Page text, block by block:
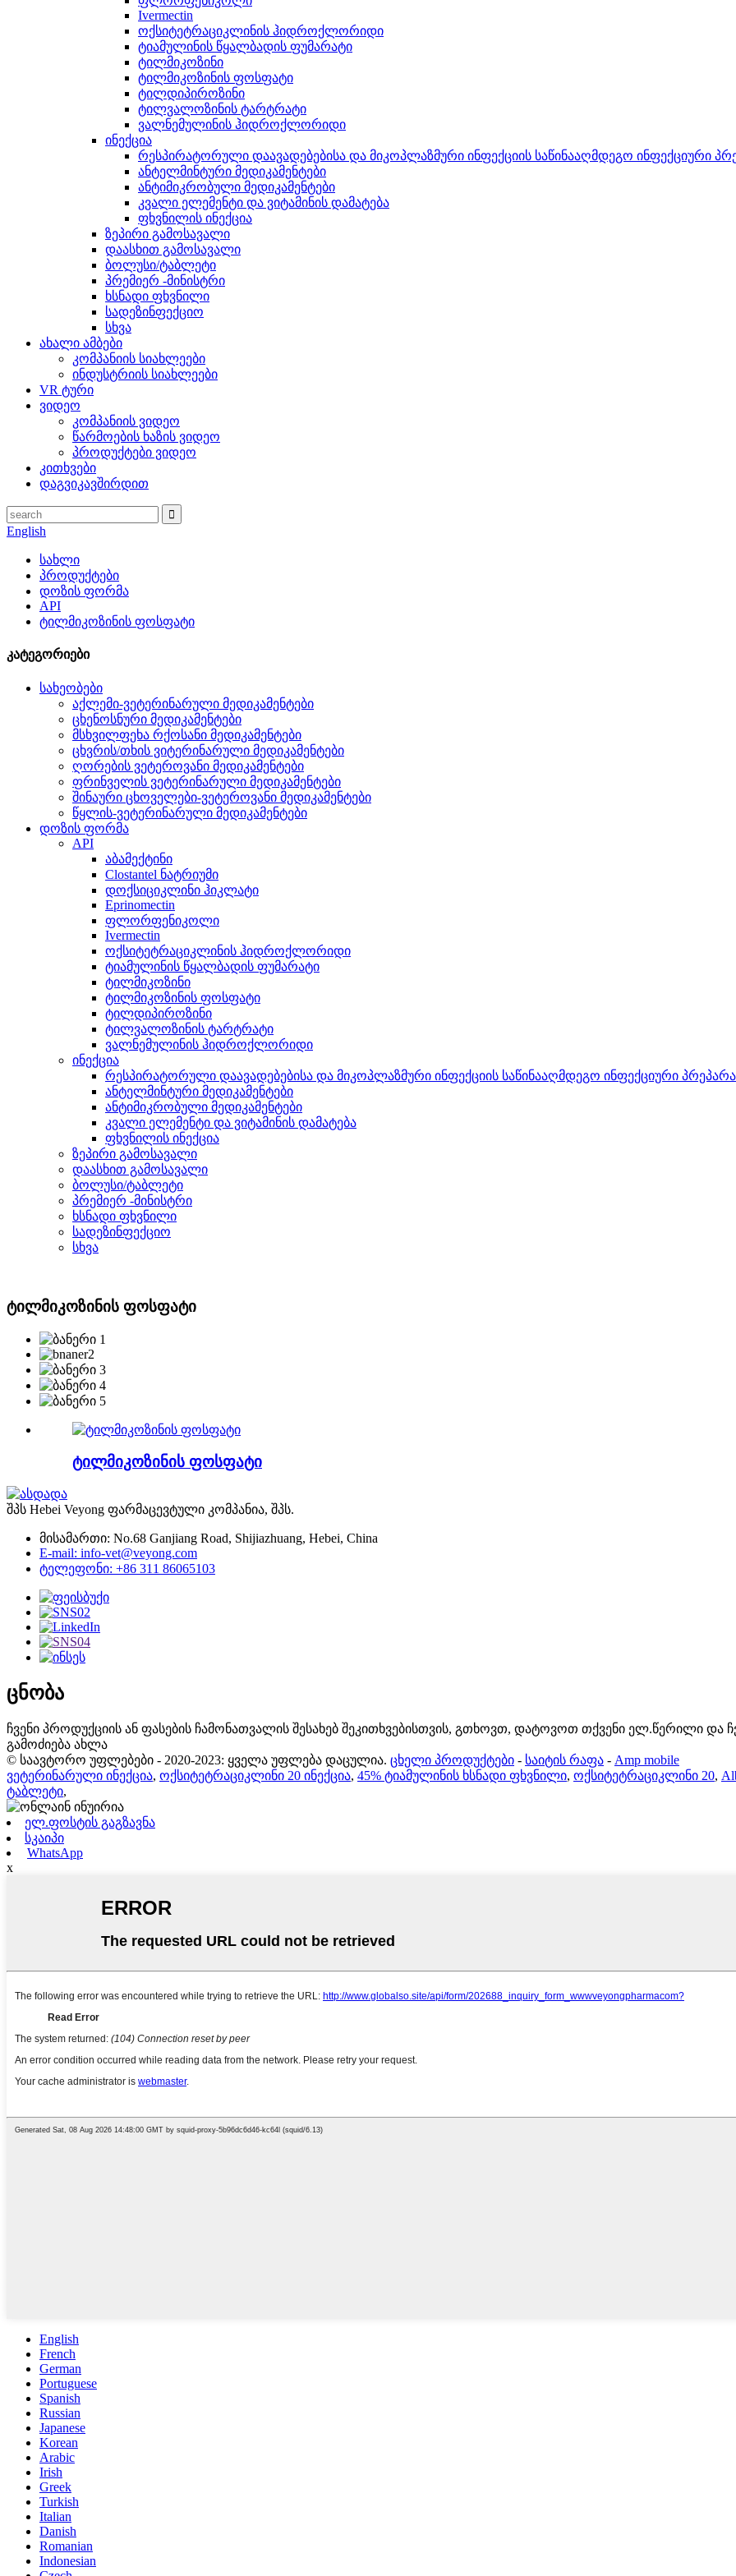
Ivermectin
ოქსიტეტრაციკლინის ჰიდროქლორიდი
ტიამულინის წყალბადის ფუმარატი
ტილმიკოზინი
ტილმიკოზინის ფოსფატი
ტილდიპიროზინი
ტილვალოზინის ტარტრატი
ვალნემულინის ჰიდროქლორიდი
ინექცია
რესპირატორული დაავადებებისა და მიკოპლაზმური ინფექციის საწინააღმდეგო ინფექციური
ანტელმინტური მედიკამენტები
ანტიმიკრობული მედიკამენტები
კვალი ელემენტი და ვიტამინის დამატება
ფხვნილის ინექცია
ზეპირი გამოსავალი
დაასხით გამოსავალი
ბოლუსი/ტაბლეტი
პრემიერ -მინისტრი
ხსნადი ფხვნილი
სადეზინფექციო
სხვა
ახალი ამბები
კომპანიის სიახლეები
ინდუსტრიის სიახლეები
VR ტური
ვიდეო
კომპანიის ვიდეო
წარმოების ხაზის ვიდეო
პროდუქტები ვიდეო
კითხვები
დაგვიკავშირდით
English
სახლი
პროდუქტები
დოზის ფორმა
API
ტილმიკოზინის ფოსფატი
კატეგორიები
სახეობები
აქლემი-ვეტერინარული მედიკამენტები
ცხენოსნური მედიკამენტები
მსხვილფეხა რქოსანი მედიკამენტები
ცხვრის/თხის ვიტერინარული მედიკამენტები
ღორების ვეტეროვანი მედიკამენტები
ფრინველის ვეტერინარული მედიკამენტები
შინაური ცხოველები-ვეტეროვანი მედიკამენტები
წყლის-ვეტერინარული მედიკამენტები
დოზის ფორმა
API
აბამექტინი
Clostantel ნატრიუმი
დოქსიციკლინი ჰიკლატი
Eprinomectin
ფლორფენიკოლი
Ivermectin
ოქსიტეტრაციკლინის ჰიდროქლორიდი
ტიამულინის წყალბადის ფუმარატი
ტილმიკოზინი
ტილმიკოზინის ფოსფატი
ტილდიპიროზინი
ტილვალოზინის ტარტრატი
ვალნემულინის ჰიდროქლორიდი
ინექცია
რესპირატორული დაავადებებისა და მიკოპლაზმური ინფექციის საწინააღმდეგო ინფექციური
ანტელმინტური მედიკამენტები
ანტიმიკრობული მედიკამენტები
კვალი ელემენტი და ვიტამინის დამატება
ფხვნილის ინექცია
ზეპირი გამოსავალი
დაასხით გამოსავალი
ბოლუსი/ტაბლეტი
პრემიერ -მინისტრი
ხსნადი ფხვნილი
სადეზინფექციო
სხვა
ტილმიკოზინის ფოსფატი
ტილმიკოზინის ფოსფატი
შპს Hebei Veyong ფარმაცევტული კომპანია, შპს.
მისამართი: No.68 Ganjiang Road, Shijiazhuang, Hebei, China
E-mail: info-vet@veyong.com
ტელეფონი: +86 311 86065103
ცნობა
ჩვენი პროდუქციის ან ფასების ჩამონათვალის შესახებ შეკითხვებისთვის, გთხოვთ, დატოვოთ თქვენი ელ.წერილი და
გამოძიება ახლა
© საავტორო უფლებები - 2020-2023: ყველა უფლება დაცულია. ცხელი პროდუქტები - საიტის რაფა - Amp mobile
ვეტერინარული ინექცია, ოქსიტეტრაციკლინი 20 ინექცია, 45% ტიამულინის ხსნადი ფხვნილი, ოქსიტეტრაციკლინი 20,
ტაბლეტი,
ელ.ფოსტის გაგზავნა
სკაიპი
WhatsApp
x
English
French
German
Portuguese
Spanish
Russian
Japanese
Korean
Arabic
Irish
Greek
Turkish
Italian
Danish
Romanian
Indonesian